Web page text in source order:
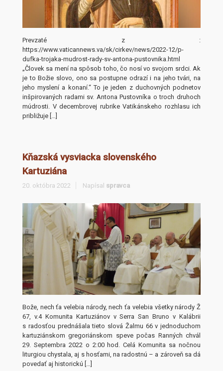
Prevzaté z :
https://www.vaticannews.va/sk/cirkev/news/2022-12/p-
dufka-trojaka-mudrost-rady-sv-antona-pustovnika.html
„Človek sa mení na spôsob toho, čo nosí vo svojom srdci. Ak
je to Božie slovo, ono sa postupne odrazí i na jeho tvári, na
jeho myslení a konaní.“ To je jeden z duchovných podnetov
inšpirovaných radami sv. Antona Pustovníka o troch druhoch
múdrosti. V decembrovej rubrike Vatikánskeho rozhlasu ich
približuje […]
Kňazská vysviacka slovenského
Kartuziána
20. októbra 2022 Napísal spravca
Bože, nech ťa velebia národy, nech ťa velebia všetky národy Ž
67, v.4 Komunita Kartuziánov v Serra San Bruno v Kalábrii
s radosťou prednášala tieto slová Žalmu 66 v jednoduchom
kartuziánskom gregoriánskom speve počas Ranných chvál
29. Septembra 2022 o 2:00 hod. Celá Komunita sa nočnou
liturgiou chystala, aj s hosťami, na radostnú – a zároveň sa dá
povedať aj historickú […]